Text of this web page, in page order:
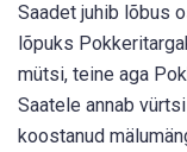
Saadet juhib lõbus
lõpuks
mütsi, teine aga
Saatele annab
koostanud